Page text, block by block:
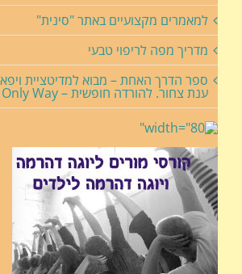
למאמרים מקצועיים באתר "סינית"
מדריך מפה לריפוי טבעי
ספר הדרך האחת – מבוא למדיטציית
ענת צחור. להורדה חופשית – The Only Way.